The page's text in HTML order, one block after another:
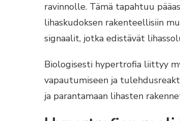
ravinnolle. Tämä tapahtuu
lihaskudoksen rakenteellisiin
signaalit, jotka edistävät
Biologisesti hypertrofia liittyy
vapautumiseen ja
ja parantamaan lihasten